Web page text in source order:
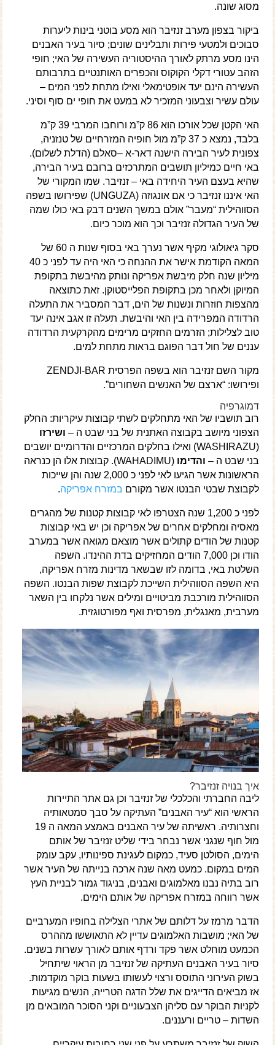
מסוג שונה.
ביקור בצפון מערב זנזיבר הוא מסע בוטני בינות ליערות
סבוכים ולמטעי פירות ותבלינים שונים; סיור בעיר האבנים
הינו מסע מרתק לאורך ההיסטוריה העשירה של האי; חופי
הזהב עטורי דקלי הקוקוס והכפרים האותנטיים בתרבותם
העשירה הינם יעד אופטימאלי ואילו מתחת לפני המים –
עולם עשיר וצבעוני המזכיר לא במעט את חופי ים סוף וסיני.
האי הקטן שכל אורכו הוא 86 ק”מ ורוחבו המרבי 39 ק”מ
בלבד, נמצא כ 37 ק”מ מול חופיה המזרחיים של טנזניה,
צפונית לעיר הבירה הישנה דאר-א –סאלם (הדלת לשלום).
באי חיים כמיליון תושבים המתרכזים ברובם בעיר הבירה,
שהיא בעצם העיר היחידה באי – זנזיבר. שמו המקורי של
האי איננו זנזיבר כי אם אונגוזה (UNGUZA) שפירושו בשפה
הסווהילית “מעבר” אולם במשך השנים דבק באי כולו שמה
של העיר הגדולה זנזיבר וכך הוא מוכר כיום.
סקר גיאולוגי מקיף אשר נערך באי בסוף שנות ה 60 של
המאה הקודמת אישר את ההנחה כי האי היה עד לפני כ 40
מיליון שנה חלק מיבשת אפריקה ונותק מהיבשת בתקופת
המיוקן ולאחר מכן בתקופת הפלייסטוקן. זאת כתוצאה
מהצפות חוזרות ונשנות של הים, דבר המסביר את התעלה
הרדודה המפרידה בין האי והיבשת. תעלה זו אגב אינה יעד
טוב לצלילות; הזרמים החזקים מרימים מהקרקעית הרדודה
עננים של חול דבר הפוגם בראות מתחת למים.
מקור השם זנזיבר הוא בשפה הפרסית ZENDJI-BAR
ופירושו: “ארצם של האנשים השחורים”.
דמוגרפיה
רוב תושביו של האי מתחלקים לשתי קבוצות עיקריות: החלק
הצפוני מיושב בקבוצה האתנית של בני שבט ה – ושירזו
(WASHIRAZU) ואילו בחלקים המרכזיים והדרומיים יושבים
בני שבט ה – והדימו
(WAHADIMU). קבוצות אלו הן כנראה
הראשונות אשר הגיעו לאי לפני כ 2,000 שנה והן שייכות
לקבוצת שבטי הבנטו אשר מקורם במזרח אפריקה.
לפני כ 1,200 שנה הצטרפו לאי קבוצות קטנות של מהגרים
מאסיה ומחלקים אחרים של אפריקה וכן יש באי קבוצות
קטנות של הודים קתולים אשר מוצאם מגואה אשר במערב
הודו וכן 7,000 הודים המחזיקים בדת ההינדו. השפה
השלטת באי, בדומה לזו שבשאר מדינות מזרח אפריקה,
היא השפה הסווהילית השייכת לקבוצת שפות הבנטו. השפה
הסווהילית מורכבת מביטויים ומילים אשר נלקחו בין השאר
מערבית, מאנגלית, מפרסית ואף מפורטוגזית.
איך בנויה זנזיבר?
ליבה החברתי והכלכלי של זנזיבר וכן גם אתר התיירות
הראשי הוא “עיר האבנים” העתיקה על סבך סמטאותיה
וחצרותיה. ראשיתה של עיר האבנים באמצע המאה ה 19
מול חוף שנגני אשר נבחר בידי שליט זנזיבר של אותם
הימים, הסולטן סעיד, כמקום לעגינת ספינותיו, עקב עומק
המים במקום. כמעט מאה שנה ארכה בנייתה של העיר אשר
רוב בתיה נבנו מאלמוגים ואבנים, בניגוד גמור לבניית העץ
אשר רווחה במזרח אפריקה של אותם הימים.
הדבר מרמז על דלותם של אתרי הצלילה בחופיו המערביים
של האי; מושבות האלמוגים עדיין לא התאוששו מההרס
הכמעט מוחלט אשר פקד ורדף אותם לאורך עשרות בשנים.
סיור בעיר האבנים העתיקה של זנזיבר מן הראוי שיתחיל
בשוק העירוני התוסס ורצוי לעשותו בשעות בוקר מוקדמות.
אז מביאים הדייגים את שלל הדגה הטרייה, הנשים מגיעות
לקניות הבוקר עם סליהן הצבעוניים וקני הסוכר המובאים מן
השדות – טריים ורעננים.